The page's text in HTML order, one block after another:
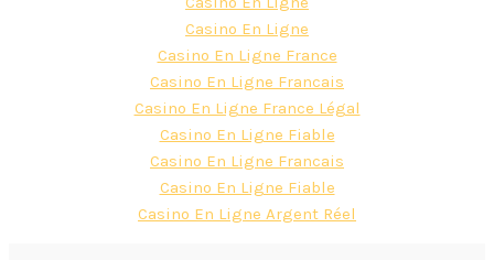
Casino En Ligne
Casino En Ligne France
Casino En Ligne Francais
Casino En Ligne France Légal
Casino En Ligne Fiable
Casino En Ligne Francais
Casino En Ligne Fiable
Casino En Ligne Argent Réel